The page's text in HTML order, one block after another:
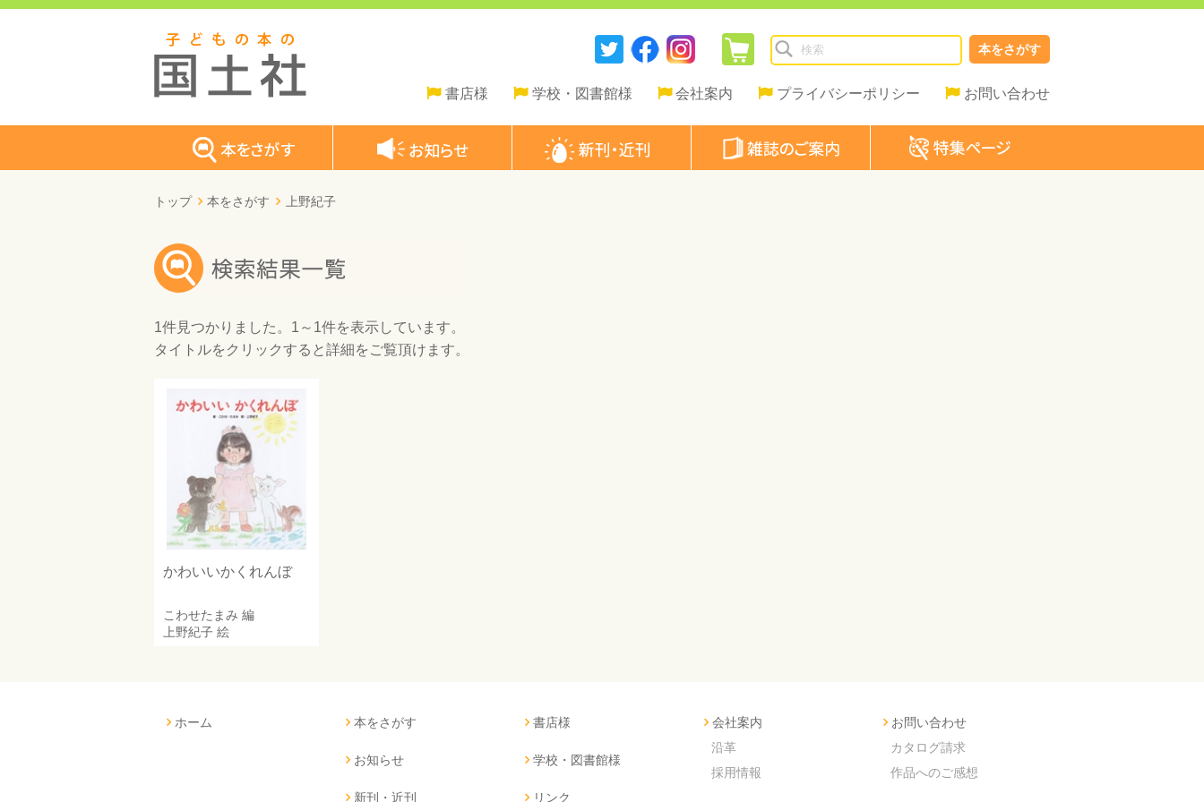
本をさがす
書店様 学校・図書館様 会社案内 プライバシーポリシー お問い合わせ
トップ 本をさがす 上野紀子
1件見つかりました。 1～1件を表示しています。
タイトルをクリックすると詳細をご覧頂けます。
かわいいかくれんぼ
こわせたまみ 編
上野紀子 絵
ホーム 本をさがす
お知らせ
新刊・近刊
書店様
学校・図書館様
リンク
会社案内
沿革
採用情報
お問い合わせ
カタログ請求
作品へのご感想